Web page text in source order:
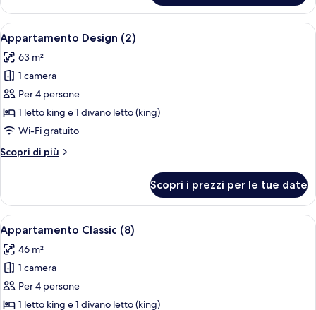
Design
(1)
Apri
tutte
le
foto
per
Appartamento
Design
7
Appartamento Design (2)
63 m²
1 camera
Per 4 persone
1 letto king e 1 divano letto (king)
Wi-Fi gratuito
Scopri di più
Altri
Design
(2)
Scopri i prezzi per le tue date
Apri
tutte
le
foto
per
Appartamento
Un'area pranzo moderna con un
6
Appartamento Classic (8)
46 m²
1 camera
Per 4 persone
1 letto king e 1 divano letto (king)